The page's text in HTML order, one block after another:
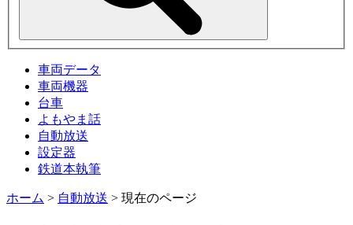
車両データ
車両機器
台車
よもやま話
自動放送
設定器
鉄道本執筆
ホーム > 自動放送 > 現在のページ